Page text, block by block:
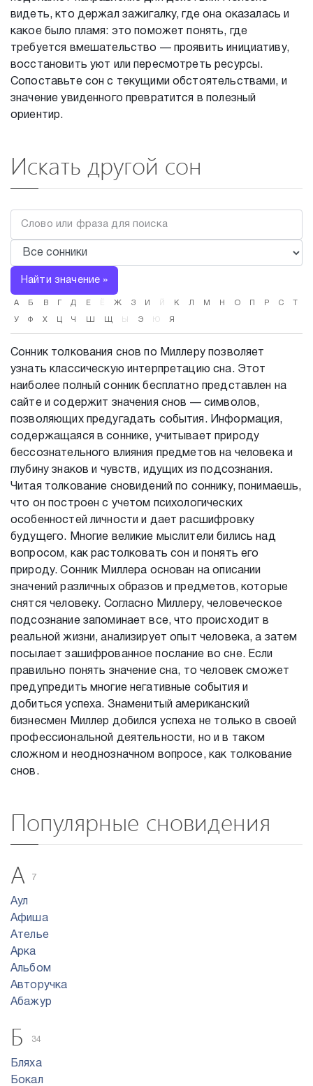
видеть, кто держал зажигалку, где она оказалась и
какое было пламя: это поможет понять, где
требуется вмешательство — проявить инициативу,
восстановить уют или пересмотреть ресурсы.
Сопоставьте сон с текущими обстоятельствами, и
значение увиденного превратится в полезный
ориентир.
Искать другой сон
Найти значение »
А Б В Д Е Ё Ж З И Й К Л М Н О Р С
У Ф Х Ц Ч Ш Щ Ы Э Ю Я
Сонник толкования снов по Миллеру позволяет
узнать классическую интерпретацию сна. Этот
наиболее полный сонник бесплатно представлен на
сайте и содержит значения снов — символов,
позволяющих предугадать события. Информация,
содержащаяся в соннике, учитывает природу
бессознательного влияния предметов на человека и
глубину знаков и чувств, идущих из подсознания.
Читая толкование сновидений по соннику, понимаешь,
что он построен с учетом психологических
особенностей личности и дает расшифровку
будущего. Многие великие мыслители бились над
вопросом, как растолковать сон и понять его
природу. Сонник Миллера основан на описании
значений различных образов и предметов, которые
снятся человеку. Согласно Миллеру, человеческое
подсознание запоминает все, что происходит в
реальной жизни, анализирует опыт человека, а затем
посылает зашифрованное послание во сне. Если
правильно понять значение сна, то человек сможет
предупредить многие негативные события и
добиться успеха. Знаменитый американский
бизнесмен Миллер добился успеха не только в своей
профессиональной деятельности, но и в таком
сложном и неоднозначном вопросе, как толкование
снов.
Популярные сновидения
А
7
Аул
Афиша
Ателье
Арка
Альбом
Авторучка
Абажур
Б 34
Бляха
Бокал